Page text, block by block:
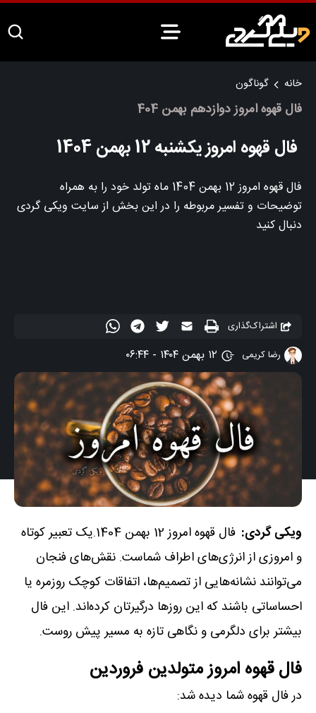
خانه گوناگون
فال قهوه امروز دوازدهم بهمن 404
فال قهوه امروز یکشنبه 12 بهمن 1404
فال قهوه امروز 12 بهمن 1404 ماه تولد خود را به همراه
توضیحات و تفسیر مربوطه را در این بخش از سایت ویکی گردی
دنبال کنید
اشتراک‌گذاری
رضا کریمی
۱۲ بهمن ۱۴۰۴ - ۰۶:۴۴
ویکی گردی:
فال قهوه امروز 12 بهمن 1404.یک تعبیر کوتاه
و امروزی از انرژی‌های اطراف شماست. نقش‌های فنجان
می‌توانند نشانه‌هایی از تصمیم‌ها، اتفاقات کوچک روزمره یا
احساساتی باشند که این روزها درگیرتان کرده‌اند. این فال
بیشتر برای دلگرمی و نگاهی تازه به مسیر پیش روست.
فال قهوه امروز متولدین فروردین
در فال قهوه شما دیده شد: